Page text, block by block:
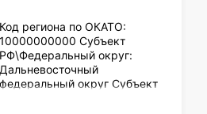
Код региона по ОКАТО:
10000000000 Субъект
РФ\Федеральный округ:
Дальневосточный
федеральный округ Субъект